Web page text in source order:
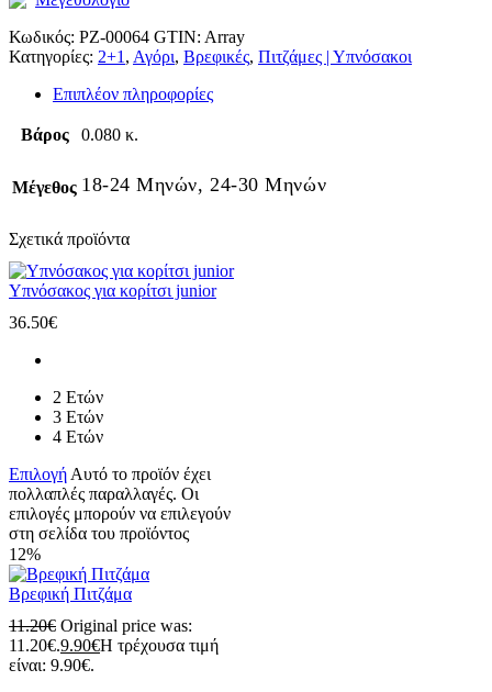
Κωδικός: PZ-00064 GTIN: Array
Κατηγορίες: 2+1 , Αγόρι, Βρεφικές, Πιτζάμες | Υπνόσακοι
Επιπλέον πληροφορίες
Βάρος 0.080 κ.
Μέγεθος 18-24 Μηνών, 24-30 Μηνών
Σχετικά προϊόντα
Υπνόσακος για κορίτσι junior
36.50€
2 Ετών
3 Ετών
4 Ετών
Επιλογή Αυτό το προϊόν έχει
πολλαπλές παραλλαγές. Οι
επιλογές μπορούν να επιλεγούν
στη σελίδα του προϊόντος
12%
Βρεφική Πιτζάμα
11.20€ Original price was:
11.20€.9.90€Η τρέχουσα τιμή
είναι: 9.90€.